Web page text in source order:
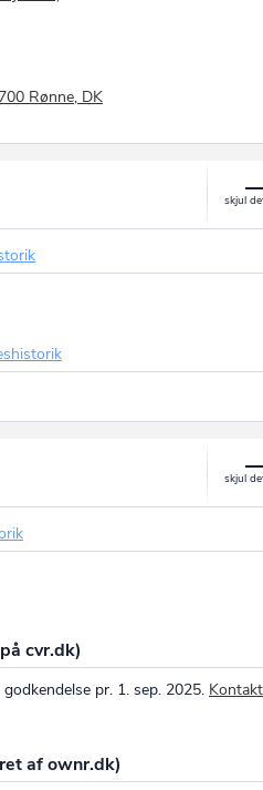
Rønne, DK
cvr.dk)
pr. 1. sep. 2025.
af ownr.dk)